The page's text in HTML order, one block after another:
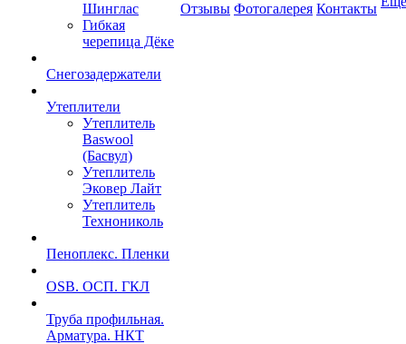
Шинглас
Гибкая
черепица Дёке
Снегозадержатели
Утеплители
Утеплитель
Baswool
(Басвул)
Утеплитель
Эковер Лайт
Утеплитель
Технониколь
Пеноплекс. Пленки
OSB. ОСП. ГКЛ
Труба профильная.
Арматура. НКТ
Отзывы Фотогалерея Контакты